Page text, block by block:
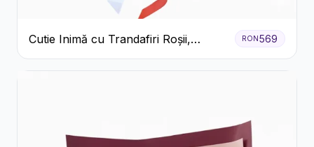
Cutie Inimă cu Trandafiri Roșii,
Crizanteme Albe și Bomboane
RON569